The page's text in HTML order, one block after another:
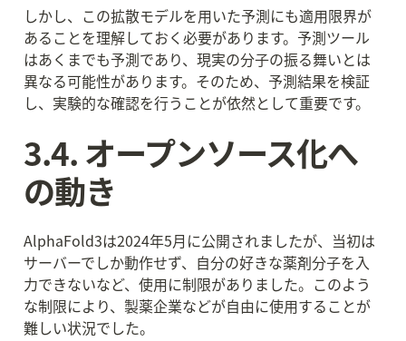
しかし、この拡散モデルを用いた予測にも適用限界が
あることを理解しておく必要があります。予測ツール
はあくまでも予測であり、現実の分子の振る舞いとは
異なる可能性があります。そのため、予測結果を検証
し、実験的な確認を行うことが依然として重要です。
3.4. オープンソース化へ
の動き
AlphaFold3は2024年5月に公開されましたが、当初は
サーバーでしか動作せず、自分の好きな薬剤分子を入
力できないなど、使用に制限がありました。このよう
な制限により、製薬企業などが自由に使用することが
難しい状況でした。